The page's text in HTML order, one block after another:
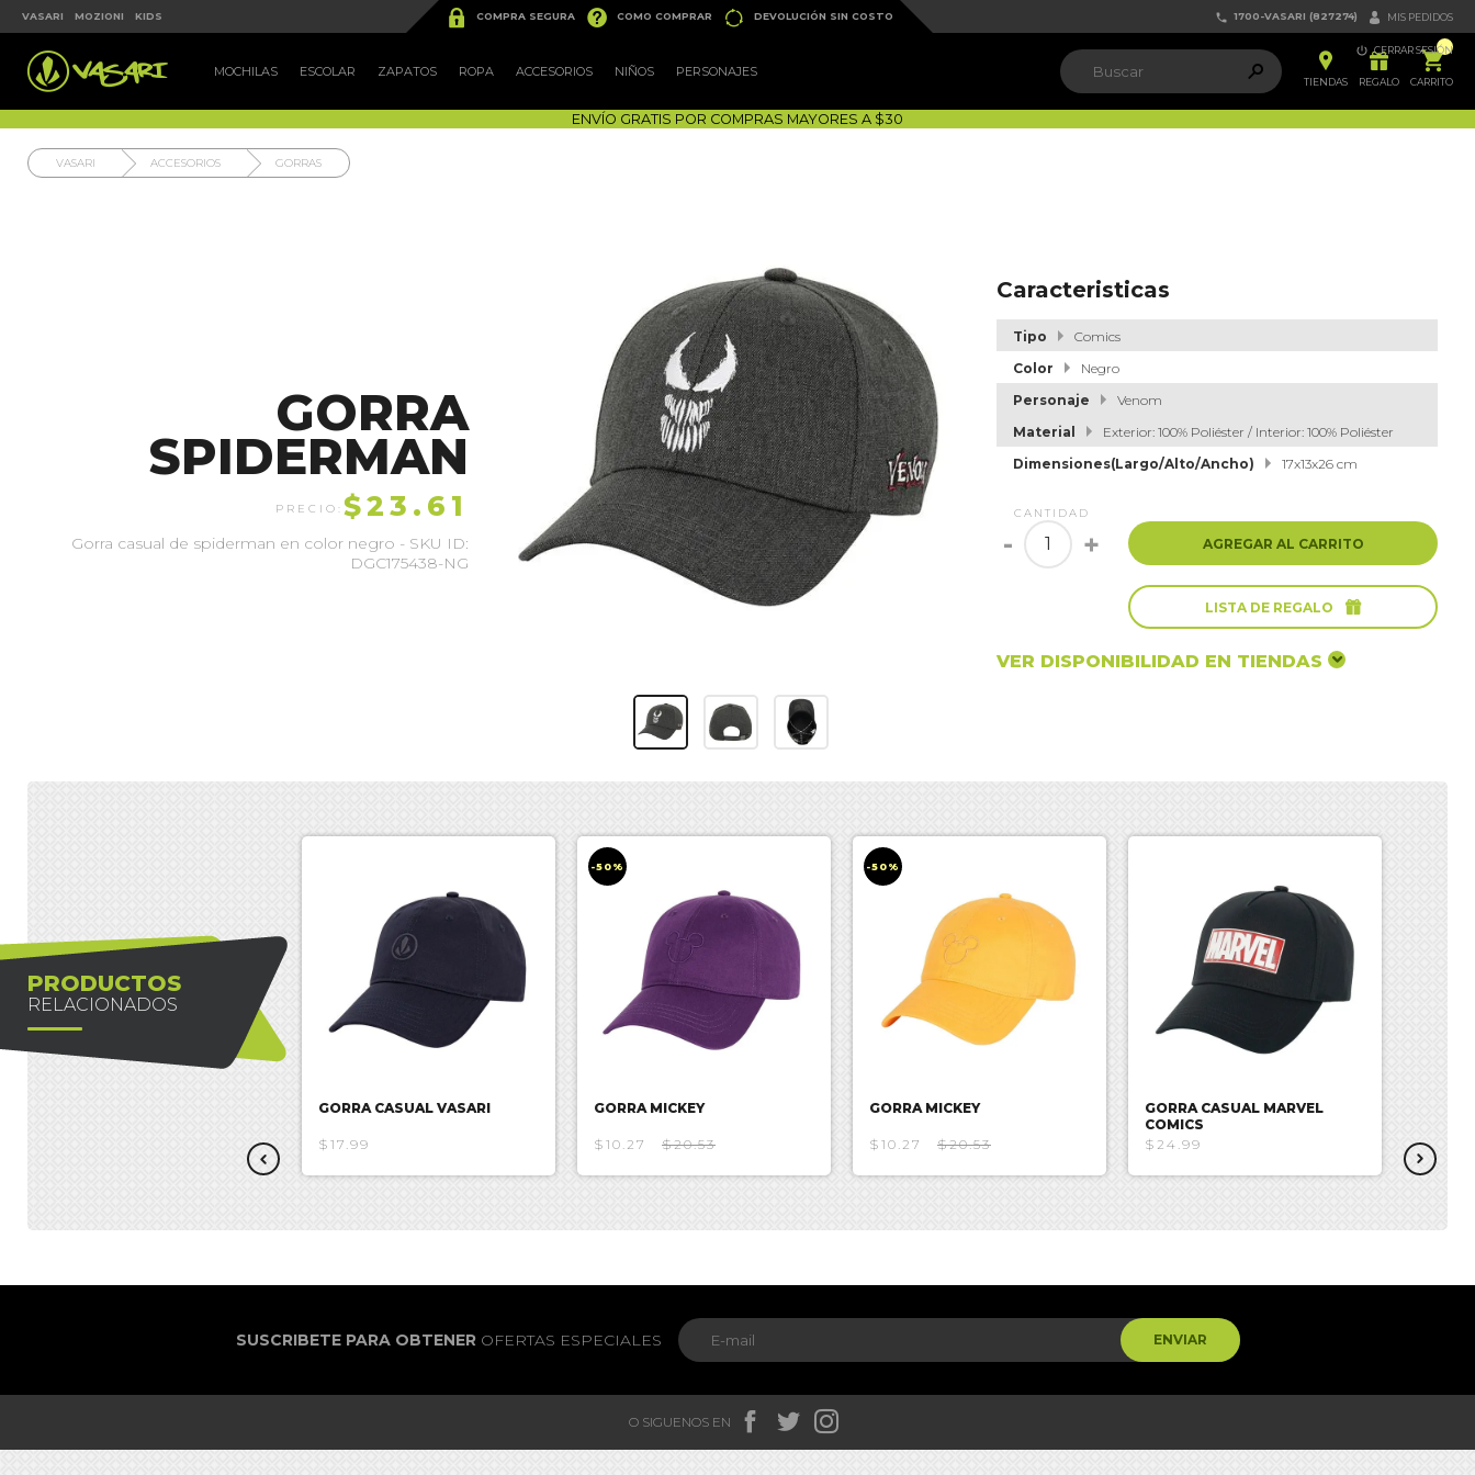
VASARI MOZIONI KIDS  COMPRA SEGURA  COMO COMPRAR  DEVOLUCIÓN SIN COSTO  1700-VASARI (827274)  MIS PEDIDOS
 CERRAR SESIÓN
 MOCHILAS ESCOLAR ZAPATOS ROPA ACCESORIOS NIÑOS PERSONAJES  
TIENDAS

REGALO
ຐ
CARRITO
ENVÍO GRATIS POR COMPRAS MAYORES A $30
VASARI ACCESORIOS GORRAS
GORRA
SPIDERMAN
$23.61
Gorra casual de spiderman en color negro - SKU ID:
DGC175438-NG
Caracteristicas
Tipo
Comics
Color
Negro
Personaje
Venom
Material
Exterior: 100% Poliéster / Interior: 100% Poliéster
Dimensiones(Largo/Alto/Ancho)
17x13x26 cm
CANTIDAD
- + AGREGAR AL CARRITO
LISTA DE REGALO 
VER DISPONIBILIDAD EN TIENDAS
PRODUCTOS
RELACIONADOS
GORRA CASUAL VASARI
$17.99
-50%
GORRA MICKEY
$10.27 $20.53
-50%
GORRA MICKEY
$10.27 $20.53
GORRA CASUAL MARVEL
COMICS
$24.99
$17.45
SUSCRIBETE PARA OBTENEROFERTAS ESPECIALES ENVIAR
O SIGUENOS EN   